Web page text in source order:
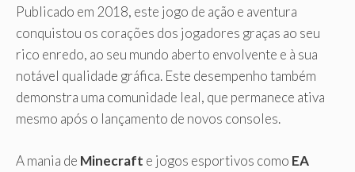
Publicado em 2018, este jogo de ação e aventura
conquistou os corações dos jogadores graças ao seu
rico enredo, ao seu mundo aberto envolvente e à sua
notável qualidade gráfica. Este desempenho também
demonstra uma comunidade leal, que permanece ativa
mesmo após o lançamento de novos consoles.
A mania de Minecraft e jogos esportivos como EA